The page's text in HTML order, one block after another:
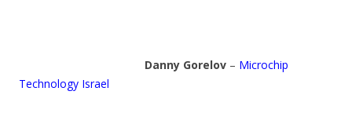
Danny Gorelov – Microchip
Technology Israel